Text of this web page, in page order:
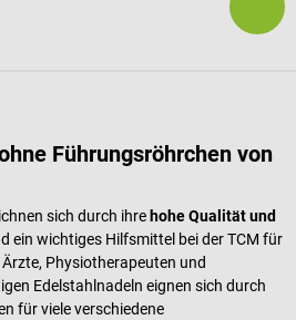
Führungsröhrchen von
sich durch ihre hohe Qualität und
ein wichtiges Hilfsmittel bei der TCM für
Physiotherapeuten und
Edelstahlnadeln eignen sich durch
für viele verschiedene